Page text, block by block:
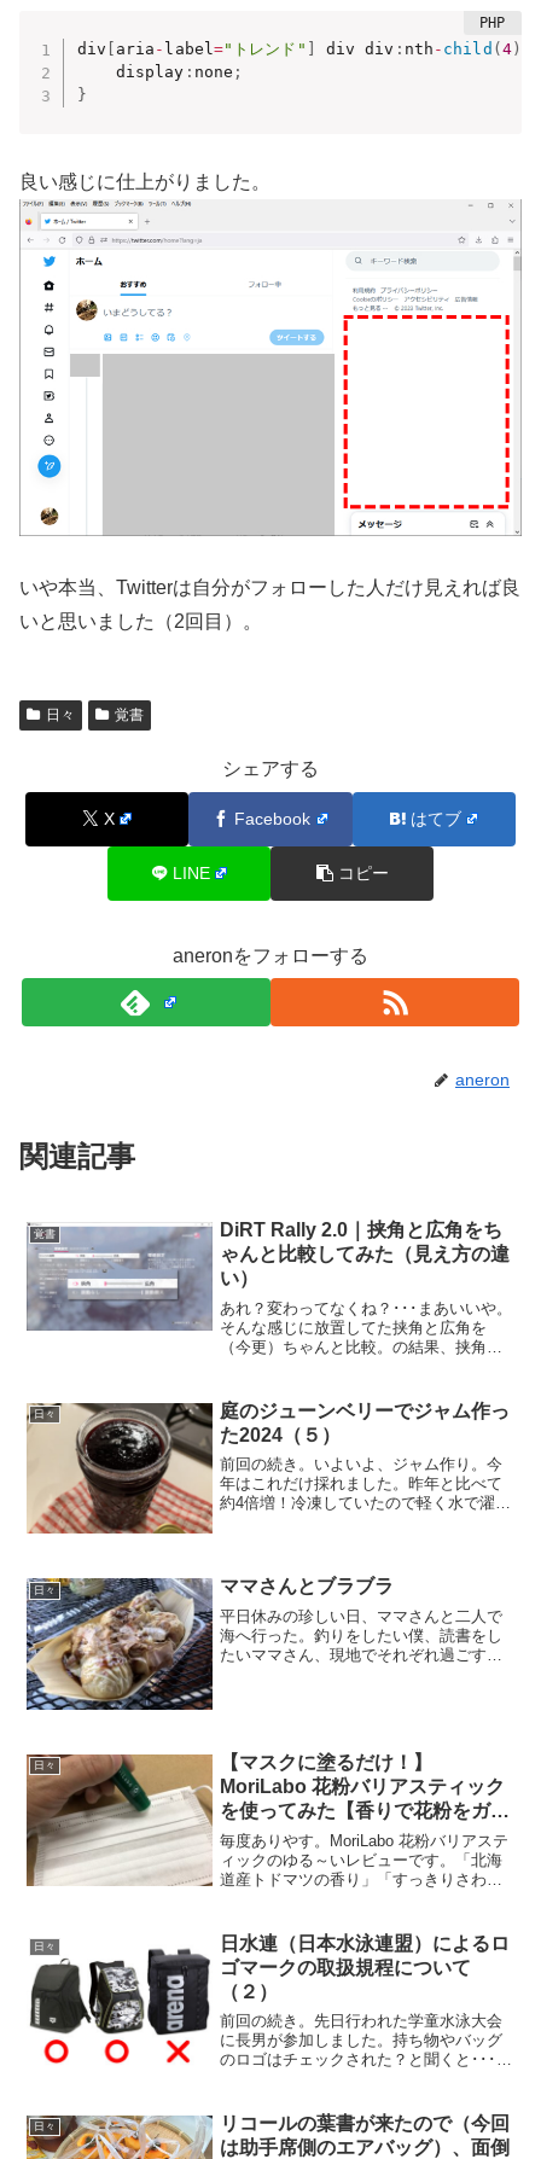
div aria - label="トレンド" div div : nth - child ( 4)
    display
: none ;
}
良い感じに仕上がりました。
いや本当、Twitterは自分がフォローした人だけ見えれば良
いと思いました（2回目）。
日々 覚書
シェアする
X Facebook はてブ
LINE コピー
aneronをフォローする
aneron
関連記事
覚書
DiRT Rally 2.0｜挟角と広角をち
ゃんと比較してみた（見え方の違
い）
あれ？変わってなくね？･･･まあいいや。
そんな感じに放置してた挟角と広角を
（今更）ちゃんと比較。の結果、挟角と
ット視点」と「バンパー視点」のみ！と
いう事が分かりました。...
日々
庭のジューンベリーでジャム作っ
た2024（５）
前回の続き。いよいよ、ジャム作り。今
年はこれだけ採れました。昨年と比べて
約4倍増！冷凍していたので軽く水で濯ぎ
30～1時間くらい置く...
日々 ママさんとブラブラ
平日休みの珍しい日、ママさんと二人で
海へ行った。釣りをしたい僕、読書をし
たいママさん、現地でそれぞれ過ごすｗ
日々
【マスクに塗るだけ！】
MoriLabo 花粉バリアスティック
を使ってみた【香りで花粉をガー
ド？】
毎度ありやす。MoriLabo 花粉バリアステ
ィックのゆる～いレビューです。「北海
道産トドマツの香り」「すっきりさわや
す。松林！The 針葉樹！って感じ。製材
所とか材木...
日々
日水連（日本水泳連盟）によるロ
ゴマークの取扱規程について
（２）
前回の続き。先日行われた学童水泳大会
に長男が参加しました。持ち物やバッグ
のロゴはチェックされた？と聞くと･･･こ
ん。ちなみに✕が付いた理由は「ロゴが
大き過ぎる」だ...
日々
リコールの葉書が来たので（今回
は助手席側のエアバッグ）、面倒